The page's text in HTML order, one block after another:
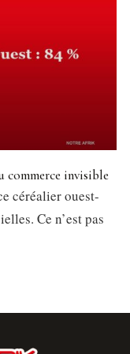
commerce invisible
céréalier ouest-
Ce n’est pas